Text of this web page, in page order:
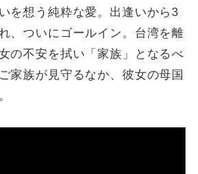
を想う純粋な愛。出逢いから3
、ついにゴールイン。台湾を離
の不安を拭い「家族」となるべ
家族が見守るなか、彼女の母国